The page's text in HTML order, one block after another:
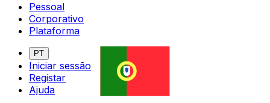
Pessoal
Corporativo
Plataforma
PT
Iniciar sessão
Registar
Ajuda